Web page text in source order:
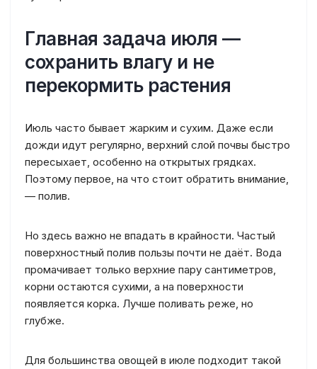
Главная задача июля —
сохранить влагу и не
перекормить растения
Июль часто бывает жарким и сухим. Даже если
дожди идут регулярно, верхний слой почвы быстро
пересыхает, особенно на открытых грядках.
Поэтому первое, на что стоит обратить внимание,
— полив.
Но здесь важно не впадать в крайности. Частый
поверхностный полив пользы почти не даёт. Вода
промачивает только верхние пару сантиметров,
корни остаются сухими, а на поверхности
появляется корка. Лучше поливать реже, но
глубже.
Для большинства овощей в июле подходит такой